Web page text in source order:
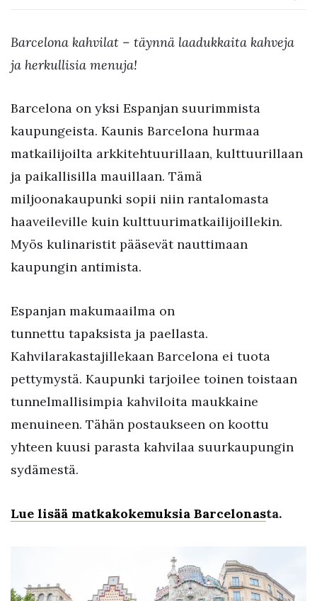
Barcelona kahvilat – täynnä laadukkaita kahveja
ja herkullisia menuja!
Barcelona on yksi Espanjan suurimmista
kaupungeista. Kaunis Barcelona hurmaa
matkailijoilta arkkitehtuurillaan, kulttuurillaan
ja paikallisilla mauillaan. Tämä
miljoonakaupunki sopii niin rantalomasta
haaveileville kuin kulttuurimatkailijoillekin.
Myös kulinaristit pääsevät nauttimaan
kaupungin antimista.
Espanjan makumaailma on
tunnettu tapaksista ja paellasta.
Kahvilarakastajillekaan Barcelona ei tuota
pettymystä. Kaupunki tarjoilee toinen toistaan
tunnelmallisimpia kahviloita maukkaine
menuineen. Tähän postaukseen on koottu
yhteen kuusi parasta kahvilaa suurkaupungin
sydämestä.
Lue lisää matkakokemuksia Barcelonasta.